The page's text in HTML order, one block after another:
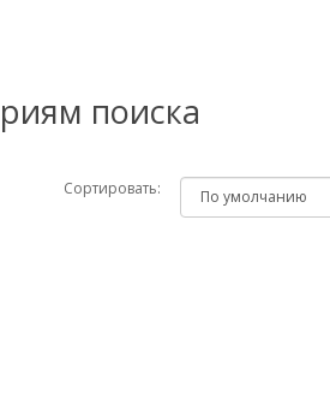
поиска
Сортировать: